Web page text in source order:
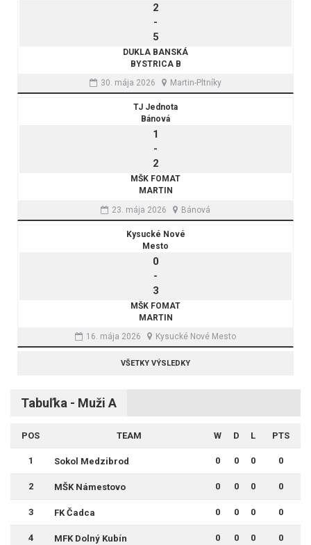
2
-
5
DUKLA BANSKÁ
BYSTRICA B
30. mája 2026
Martin-Pltníky
TJ Jednota
Bánová
1
-
2
MŠK FOMAT
MARTIN
23. mája 2026
Bánová
Kysucké Nové
Mesto
0
-
3
MŠK FOMAT
MARTIN
16. mája 2026
Kysucké Nové Mesto
VŠETKY VÝSLEDKY
Tabuľka - Muži A
POS TEAM W D L PTS
1 Sokol Medzibrod 0 0 0 0
2 MŠK Námestovo 0 0 0 0
3 FK Čadca 0 0 0 0
4 MFK Dolný Kubín 0 0 0 0